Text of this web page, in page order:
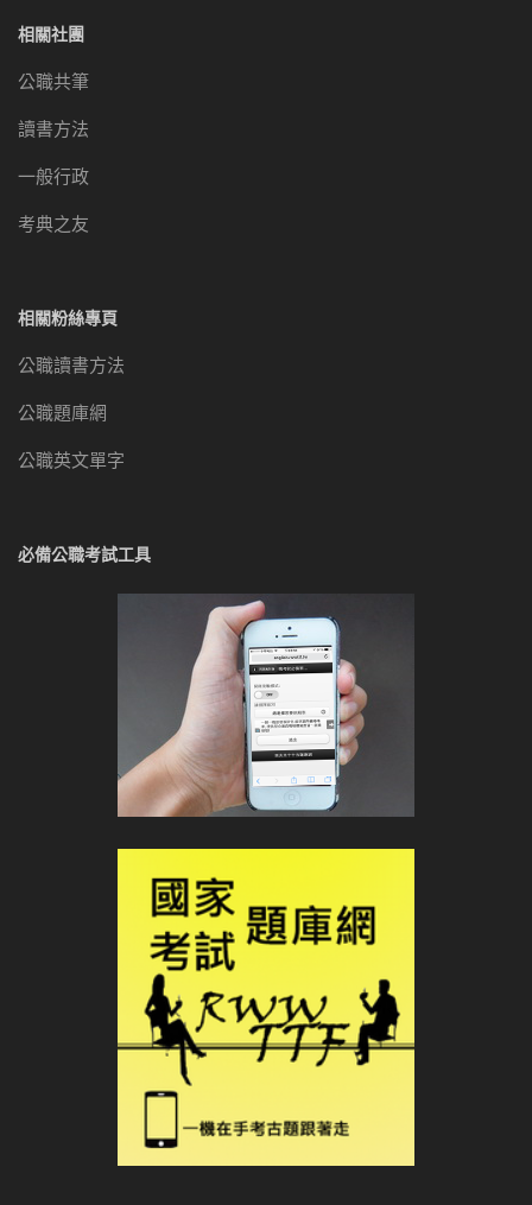
相關社團
公職共筆
讀書方法
一般行政
考典之友
相關粉絲專頁
公職讀書方法
公職題庫網
公職英文單字
必備公職考試工具